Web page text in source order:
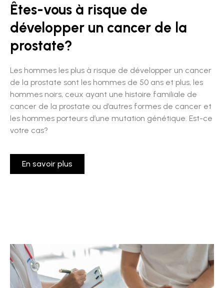
Êtes-vous à risque de
développer un cancer de la
prostate?
Les hommes les plus à risque de développer un cancer
de la prostate sont les hommes de 50 ans et plus, les
hommes noirs, ceux ayant une histoire familiale de
cancer de la prostate ou d’autres formes de cancer et
les hommes porteurs d’une mutation génétique. Est-ce
votre cas?
En savoir plus